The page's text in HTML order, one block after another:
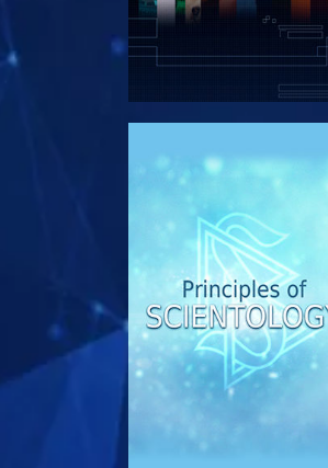
ESPLORA LE SERIE